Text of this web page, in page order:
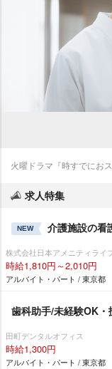
火曜ドラマ『時すでにお
求人特集
NEW 介護施設の看
株式会社日本アメニティライ
時給1,810円～2,010円
アルバイト・パート / 東京都
歯科助手/未経験OK
田町デンタルオフィス
時給1,300円
アルバイト・パート / 東京都